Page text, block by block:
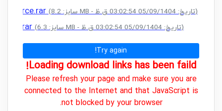
Source.rar (سایز: 8.2 MB - تاریخ: 05/09/1404 03:02:54 ق.ظ)
(سایز: 6.3 MB - تاریخ: 05/09/1404 03:02:54 ق.ظ)
Try again!
Loading download links has been faild!
Please refresh your page and make sure you are
connected to the Internet and that JavaScript is
not blocked by your browser.